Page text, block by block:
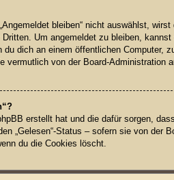
bleiben“ nicht auswählst,
Um angemeldet zu bleiben,
dich an einem öffentlichen Computer,
vermutlich von der Board-Administration
erstellt hat und die dafür sorgen,
„Gelesen“-Status – sofern sie von der
du die Cookies löscht.